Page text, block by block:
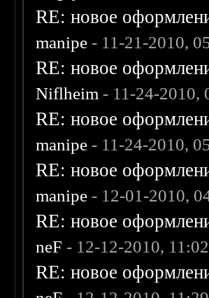
RE: новое
manipe - 11-21-2010,
RE: новое
Niflheim - 11-24-2010,
RE: новое
manipe - 11-24-2010,
RE: новое
manipe - 12-01-2010,
RE: новое
neF - 12-12-2010,
RE: новое